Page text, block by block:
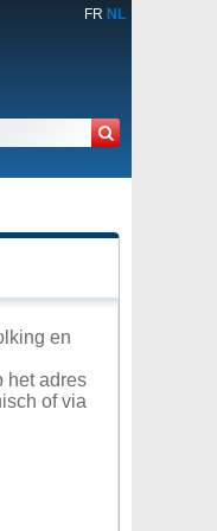
FR NL
en
het adres
of via